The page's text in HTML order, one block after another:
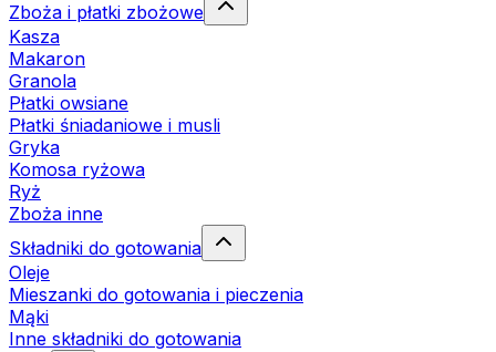
Zboża i płatki zbożowe
Kasza
Makaron
Granola
Płatki owsiane
Płatki śniadaniowe i musli
Gryka
Komosa ryżowa
Ryż
Zboża inne
Składniki do gotowania
Oleje
Mieszanki do gotowania i pieczenia
Mąki
Inne składniki do gotowania